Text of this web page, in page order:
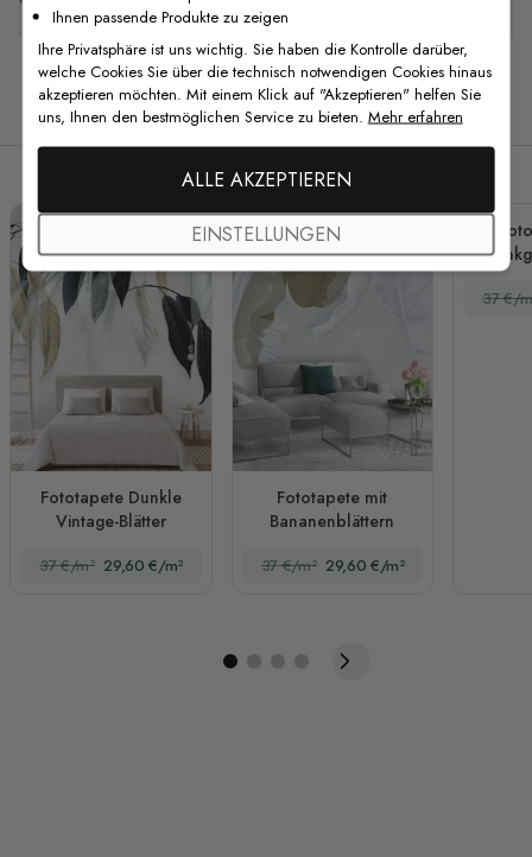
Verwandte Produkte
Fototapete Dunkle
Vintage-Blätter
37 €/m² 29,60 €/m²
Fototapete mit
Bananenblättern
37 €/m² 29,60 €/m²
37 €/
Ihnen passende Produkte zu zeigen
Ihre Privatsphäre ist uns wichtig. Sie haben die Kontrolle darüber,
welche Cookies Sie über die technisch notwendigen Cookies hinaus
akzeptieren möchten. Mit einem Klick auf "Akzeptieren" helfen Sie
uns, Ihnen den bestmöglichen Service zu bieten. Mehr erfahren
ALLE AKZEPTIEREN
EINSTELLUNGEN